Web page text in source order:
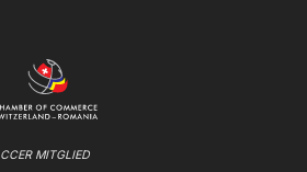
CCER MITGLIED